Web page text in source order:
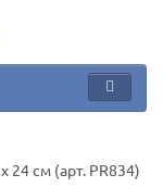
24 см (арт. PR834)